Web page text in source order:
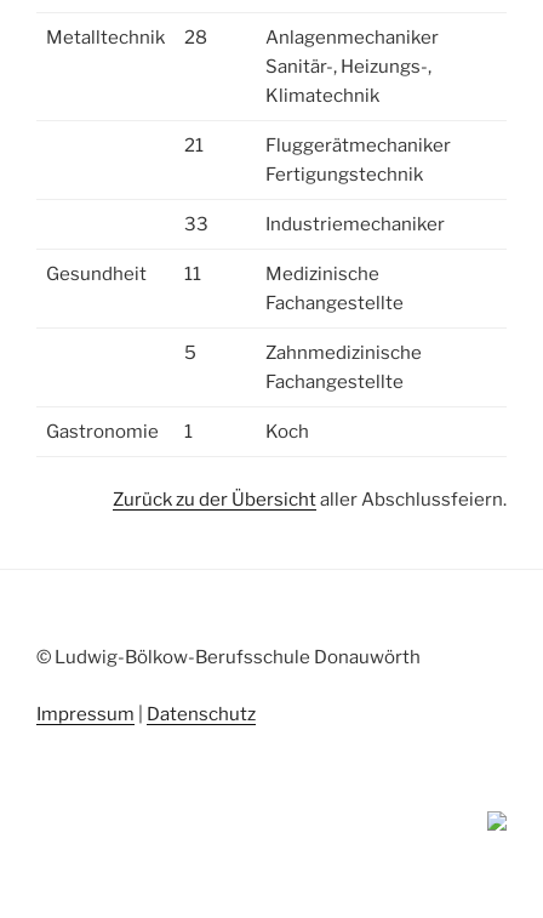
Metalltechnik 28
Anlagenmechaniker
Sanitär-, Heizungs-,
Klimatechnik
21
Fluggerätmechaniker
Fertigungstechnik
33 Industriemechaniker
Gesundheit 11
Medizinische
Fachangestellte
5
Zahnmedizinische
Fachangestellte
Gastronomie 1 Koch
Zurück zu der Übersichtaller Abschlussfeiern.
© Ludwig-Bölkow-Berufsschule Donauwörth
Impressum Datenschutz